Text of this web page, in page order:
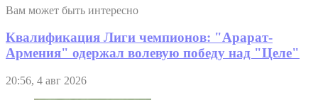
Вам может быть интересно
Квалификация Лиги чемпионов: "Арарат-
Армения" одержал волевую победу над "Целе"
20:56, 4 авг 2026